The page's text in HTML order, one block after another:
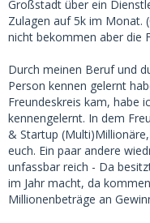
ist im Grunde dasselbe
gute Erfahrung ist das
Um deine Frage zu
EUR pro Treffen und
Großstadt über ein
Zulagen auf 5k im Monat.
nicht bekommen aber die
Durch meinen Beruf und
Person kennen gelernt
Freundeskreis kam, habe
kennengelernt. In dem
& Startup
euch. Ein paar andere
unfassbar reich - Da
im Jahr macht, da
Millionenbeträge an